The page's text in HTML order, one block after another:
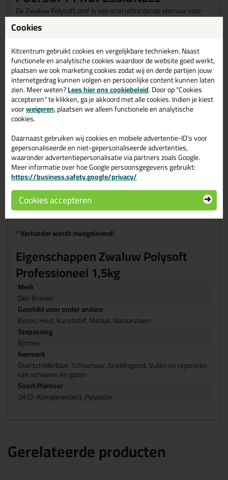
De Zwaluw Polysoft prof is een snel uithardende plamuur voor
binnentoepassingen. Hij is goed schuurbaar en overschilderbaar.
in combinatie met het een
Wanneer gebruik je de Polysoft professioneel?
Deze polysoft is ontwikkeld voor het repareren en uitvlakken van
scheuren, deuken, krassen en andere beschadigingen in metaal,
beton, steen, hout en kunststof ondergronden.
Kenmerken
Snelle uitharding
Gebruiksaanwijzing
Maximaal 2-3% verharder zorgvuldig mengen met het basis
component Polysoft Professioneel tot een homogeen mengsel.
Bij toepassen van teveel verharder blijft het oppervlak plakkerig
en is het product slecht schuurbaar. Aanbrengen in meerdere
minuten verwerkbaar afhankelijk van de temperatuur. Hoge
temperaturen en/ of grotere hoeveelheden verkorten de
verwerkingstijd
* Verharder wordt meegeleverd!
Eigenschappen Zwaluw Polysoft
Professioneel 1,5kg
Merk
Den Braven
Geschikt voor onder andere
Beton, Hout, Kunststof, Metaal, Natuursteen
Toepassing
Binnen
Kenmerk
Overschilderbaar, Schuurbaar, Sneldrogend, Vullen en repareren
van scheuren en gaten
Soort Plamuur
2K (2-Komponenten), Polyester
Gerelateerde producten
Cookies
Kitcentrum gebruikt cookies en vergelijkbare technieken. Naast
functionele en analytische cookies waardoor de website goed werkt,
plaatsen we ook marketing cookies zodat wij en derde partijen jouw
internetgedrag kunnen volgen en persoonlijke content kunnen laten
zien. Meer weten?Lees hier ons cookiebeleid. Door op "Cookies
accepteren" te klikken, ga je akkoord met alle cookies. Indien je kiest
voorweigeren, plaatsen we alleen functionele en analytische
cookies.
Daarnaast gebruiken wij cookies en mobiele advertentie-ID’s voor
gepersonaliseerde en niet-gepersonaliseerde advertenties,
waaronder advertentiepersonalisatie via partners zoals Google.
Meer informatie over hoe Google persoonsgegevens gebruikt:
https://business.safety.google/privacy/
Cookies accepteren